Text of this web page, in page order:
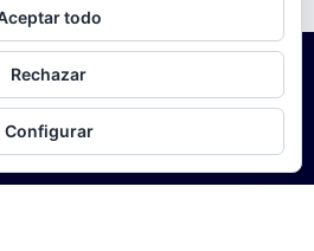
todo
Rechazar
Configurar
incluido cómo gestionar las cookies,